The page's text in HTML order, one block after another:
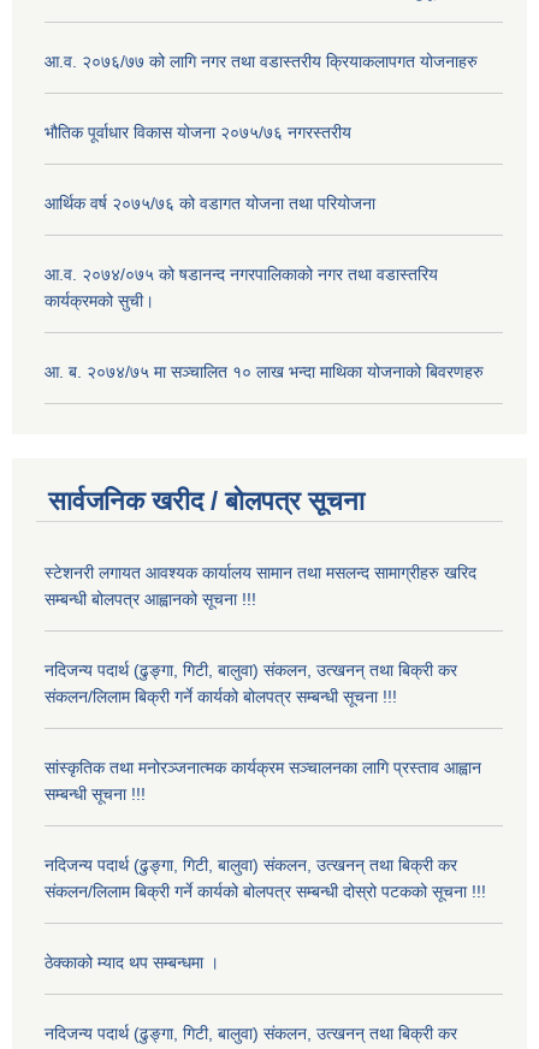
आ.व. २०७६/७७ को लागि नगर तथा वडास्तरीय क्रियाकलापगत योजनाहरु
भौतिक पूर्वाधार विकास योजना २०७५/७६ नगरस्तरीय
आर्थिक वर्ष २०७५/७६ को वडागत योजना तथा परियोजना
आ.व. २०७४/०७५ को षडानन्द नगरपालिकाको नगर तथा वडास्तरिय
कार्यक्रमको सुची।
आ. ब. २०७४/७५ मा सञ्चालित १० लाख भन्दा माथिका योजनाको बिवरणहरु
सार्वजनिक खरीद / बोलपत्र सूचना
स्टेशनरी लगायत आवश्यक कार्यालय सामान तथा मसलन्द सामाग्रीहरु खरिद
सम्बन्धी बोलपत्र आह्वानको सूचना !!!
नदिजन्य पदार्थ (ढुङ्गा, गिटी, बालुवा) संकलन, उत्खनन् तथा बिक्री कर
संकलन/लिलाम बिक्री गर्ने कार्यको बोलपत्र सम्बन्धी सूचना !!!
सांस्कृतिक तथा मनोरञ्जनात्मक कार्यक्रम सञ्चालनका लागि प्रस्ताव आह्वान
सम्बन्धी सूचना !!!
नदिजन्य पदार्थ (ढुङ्गा, गिटी, बालुवा) संकलन, उत्खनन् तथा बिक्री कर
संकलन/लिलाम बिक्री गर्ने कार्यको बोलपत्र सम्बन्धी दोस्रो पटकको सूचना !!!
ठेक्काको म्याद थप सम्बन्धमा ।
नदिजन्य पदार्थ (ढुङ्गा, गिटी, बालुवा) संकलन, उत्खनन् तथा बिक्री कर